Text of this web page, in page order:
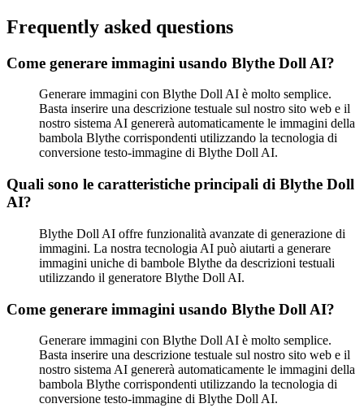
Frequently asked questions
Come generare immagini usando Blythe Doll AI?
Generare immagini con Blythe Doll AI è molto semplice.
Basta inserire una descrizione testuale sul nostro sito web e il
nostro sistema AI genererà automaticamente le immagini della
bambola Blythe corrispondenti utilizzando la tecnologia di
conversione testo-immagine di Blythe Doll AI.
Quali sono le caratteristiche principali di Blythe Doll
AI?
Blythe Doll AI offre funzionalità avanzate di generazione di
immagini. La nostra tecnologia AI può aiutarti a generare
immagini uniche di bambole Blythe da descrizioni testuali
utilizzando il generatore Blythe Doll AI.
Come generare immagini usando Blythe Doll AI?
Generare immagini con Blythe Doll AI è molto semplice.
Basta inserire una descrizione testuale sul nostro sito web e il
nostro sistema AI genererà automaticamente le immagini della
bambola Blythe corrispondenti utilizzando la tecnologia di
conversione testo-immagine di Blythe Doll AI.